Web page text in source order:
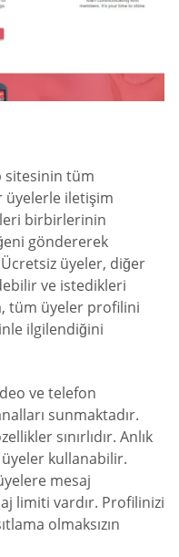
sitesinin tüm
üyelerle iletişim
birbirlerinin
göndererek
üyeler, diğer
ve istedikleri
tüm üyeler profilini
ilgilendiğini
ve telefon
sunmaktadır.
sınırlıdır. Anlık
kullanabilir.
mesaj
limiti vardır. Profilinizi
olmaksızın